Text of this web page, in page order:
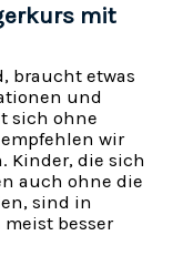
mit
braucht etwas
und
sich ohne
wir
Kinder, die sich
auch ohne die
sind in
besser